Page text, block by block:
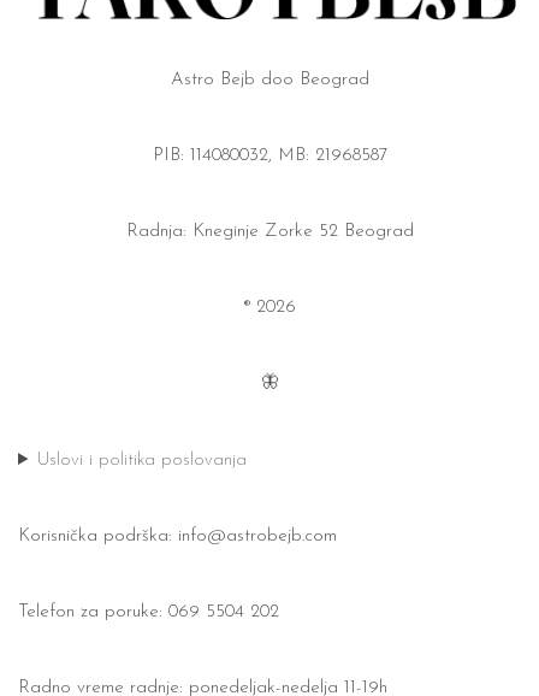
Astro Bejb doo Beograd
PIB: 114080032, MB: 21968587
Radnja: Kneginje Zorke 52 Beograd
® 2026
🦋
Uslovi i politika poslovanja
Korisnička podrška: info@astrobejb.com
Telefon za poruke: 069 5504 202
Radno vreme radnje: ponedeljak-nedelja 11-19h